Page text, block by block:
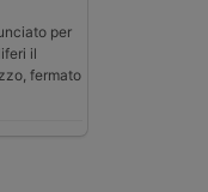
per
il
fermato